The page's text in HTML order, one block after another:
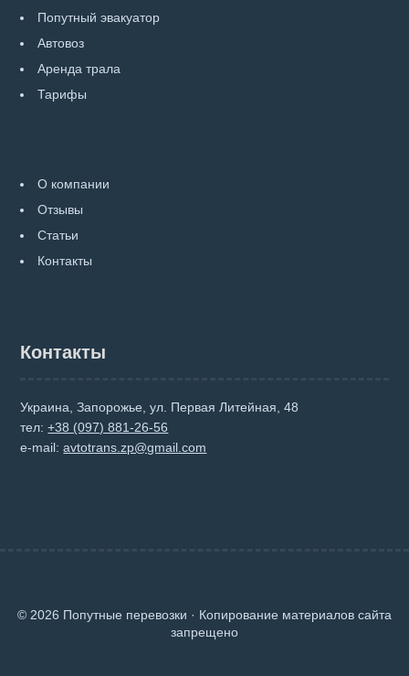
Попутный эвакуатор
Автовоз
Аренда трала
Тарифы
О компании
Отзывы
Статьи
Контакты
Контакты
Украина, Запорожье, ул. Первая Литейная, 48
тел:+38 (097) 881-26-56
e-mail:avtotrans.zp@gmail.com
© 2026 Попутные перевозки · Копирование материалов сайта
запрещено